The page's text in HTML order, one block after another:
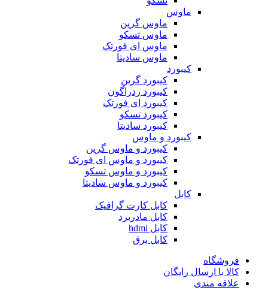
ماوس
ماوس گرین
ماوس تسکو
ماوس ای فورتک
ماوس سادیتا
کیبورد
کیبورد گرین
کیبورد ردراگون
کیبورد ای فورتک
کیبورد تسکو
کیبورد سادیتا
کیبورد و ماوس
کیبورد و ماوس گرین
کیبورد و ماوس ای فورتک
کیبورد و ماوس تسکو
کیبورد و ماوس سادیتا
کابل
کابل کارت گرافیک
کابل مادربرد
کابل hdmi
کابل برق
فروشگاه
کالا با ارسال رایگان
علاقه مندی